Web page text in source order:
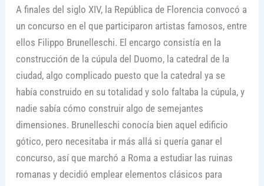
A finales del siglo XIV, la República de Florencia convocó a
un concurso en el que participaron artistas famosos, entre
ellos Filippo Brunelleschi. El encargo consistía en la
construcción de la cúpula del Duomo, la catedral de la
ciudad, algo complicado puesto que la catedral ya se
había construido en su totalidad y solo faltaba la cúpula, y
nadie sabía cómo construir algo de semejantes
dimensiones. Brunelleschi conocía bien aquel edificio
gótico, pero necesitaba ir más allá si quería ganar el
concurso, así que marchó a Roma a estudiar las ruinas
romanas y decidió emplear elementos clásicos para